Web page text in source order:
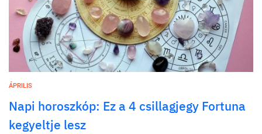
ÁPRILIS
Napi horoszkóp: Ez a 4 csillagjegy Fortuna
kegyeltje lesz